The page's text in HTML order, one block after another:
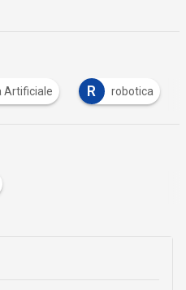
Artificiale R robotica